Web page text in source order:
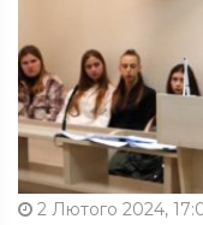
2 Лютого 2024,